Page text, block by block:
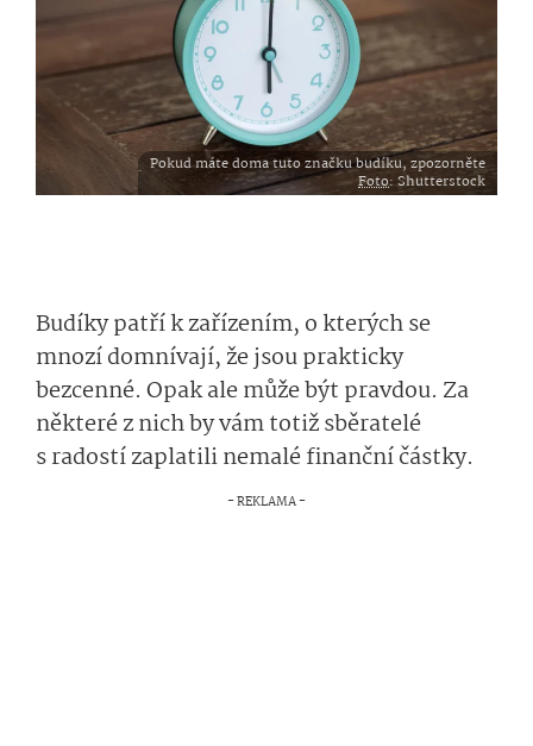
Pokud máte doma tuto značku budíku, zpozorněte
Foto: Shutterstock
Budíky patří k zařízením, o kterých se
mnozí domnívají, že jsou prakticky
bezcenné. Opak ale může být pravdou. Za
některé z nich by vám totiž sběratelé
s radostí zaplatili nemalé finanční částky.